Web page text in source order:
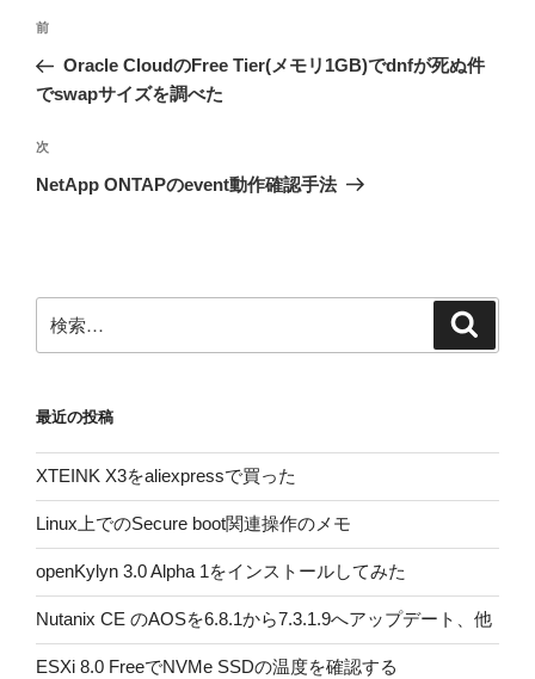
投
ナ
ゲ
ー
前
の
投
前
Oracle CloudのFree Tier(メモリ1GB)でdnfが死ぬ件
でswapサイズを調べた
次
の
次
NetApp ONTAPのevent動作確認手法
索:
最近の投稿
XTEINK X3をaliexpressで買った
Linux上でのSecure boot関連操作のメモ
openKylyn 3.0 Alpha 1をインストールしてみた
Nutanix CE のAOSを6.8.1から7.3.1.9へアップデート、他
ESXi 8.0 FreeでNVMe SSDの温度を確認する